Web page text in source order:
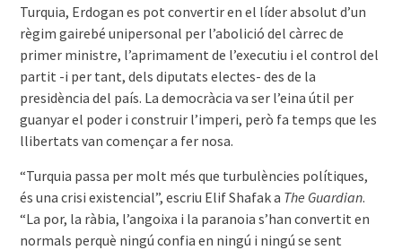
Turquia, Erdogan es pot convertir en el líder absolut d’un
règim gairebé unipersonal per l’abolició del càrrec de
primer ministre, l’aprimament de l’executiu i el control del
partit -i per tant, dels diputats electes- des de la
presidència del país. La democràcia va ser l’eina útil per
guanyar el poder i construir l’imperi, però fa temps que les
llibertats van començar a fer nosa.
“Turquia passa per molt més que turbulències polítiques,
és una crisi existencial”, escriu Elif Shafak a The Guardian.
“La por, la ràbia, l’angoixa i la paranoia s’han convertit en
normals perquè ningú confia en ningú i ningú se sent